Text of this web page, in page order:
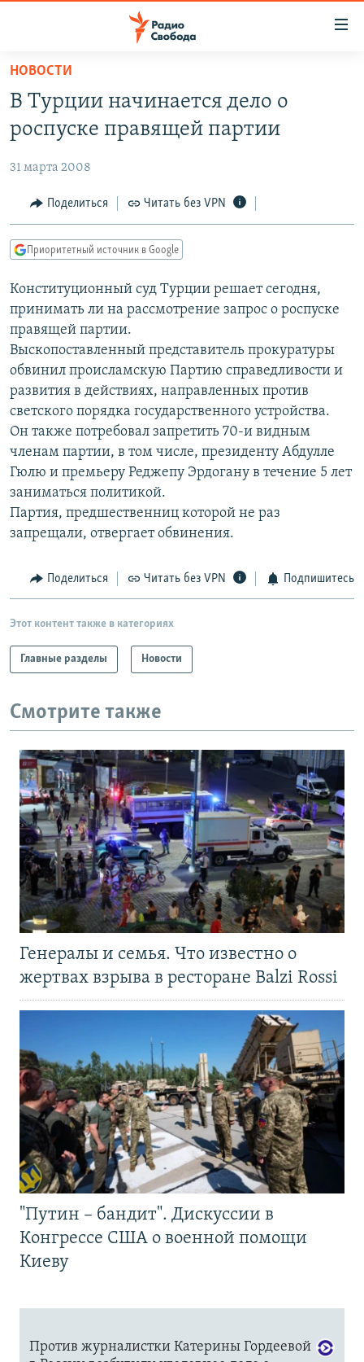
упрощенного
доступа
основному
Вернутся
главной
навигации
Вернутся
поиску
ПОДКАСТЫ
АВТОРСКИЕ ПРОЕКТЫ
ЦИТАТЫ СВОБОДЫ
МНЕНИЯ
IDEL.РЕАЛИИ
КАВКАЗ.РЕАЛИИ
СЕВЕР.РЕАЛИИ
СИБИРЬ.РЕАЛИИ
РАСПИСАНИЕ ВЕЩАНИЯ
ПОДПИШИТЕСЬ НА РАССЫЛКУ
СОЦИАЛЬНЫЕ СЕТИ
НОВОСТИ
В Турции начинается дело о
роспуске правящей партии
31 марта 2008
Поделиться Читать без VPN
Приоритетный источник в Google
Конституционный суд Турции решает сегодня,
принимать ли на рассмотрение запрос о роспуске
правящей партии.
Выскопоставленный представитель прокуратуры
обвинил происламскую Партию справедливости и
развития в действиях, направленных против
светского порядка государственного устройства.
Он также потребовал запретить 70-и видным
членам партии, в том числе, президенту Абдулле
Гюлю и премьеру Реджепу Эрдогану в течение 5 лет
заниматься политикой.
Партия, предшественниц которой не раз
запрещали, отвергает обвинения.
Поделиться Читать без VPN Подпишитесь
Этот контент также в категориях
Главные разделы Новости
Смотрите также
Генералы и семья. Что известно о
жертвах взрыва в ресторане Balzi Rossi
"Путин – бандит". Дискуссии в
Конгрессе США о военной помощи
Киеву